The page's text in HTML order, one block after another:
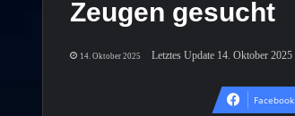
Zeugen gesucht
14. Oktober 2025 Letztes Update 14. Oktober 2025
Facebook